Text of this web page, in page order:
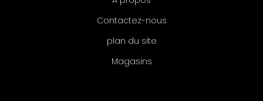
Contactez-nous
plan du site
Magasins